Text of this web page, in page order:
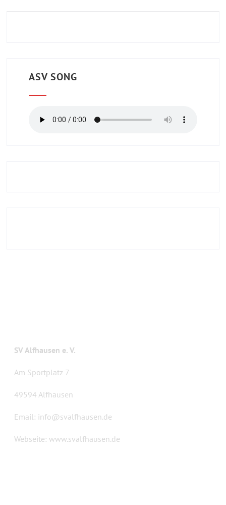
ASV SONG
SV Alfhausen e. V.
Am Sportplatz 7
49594 Alfhausen
Email: info@svalfhausen.de
Webseite:www.svalfhausen.de